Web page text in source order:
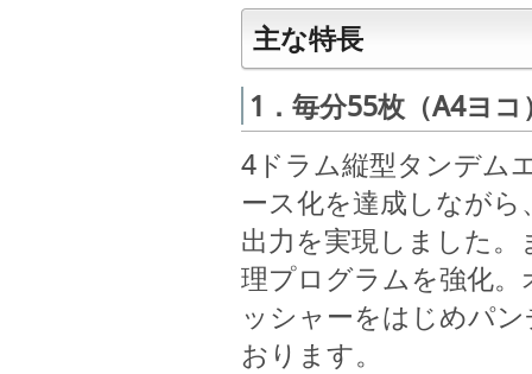
主な特長
1．毎分55枚（A4ヨ
4ドラム縦型タンデム
ース化を達成しなが
出力を実現しました。
理プログラムを強化
ッシャーをはじめパ
おります。